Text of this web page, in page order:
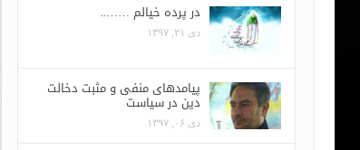
در پرده خیالم ……..
دی ۲۱, ۱۳۹۷
پیامدهای منفی و مثبت دخالت
دین در سیاست
دی ۰۶, ۱۳۹۷